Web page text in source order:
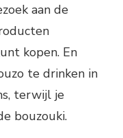
aan de
kopen. En
te drinken in
terwijl je
bouzouki.